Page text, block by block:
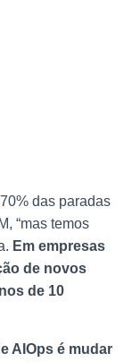
das paradas
“mas temos
Em empresas
de novos
de 10
AIOps é mudar